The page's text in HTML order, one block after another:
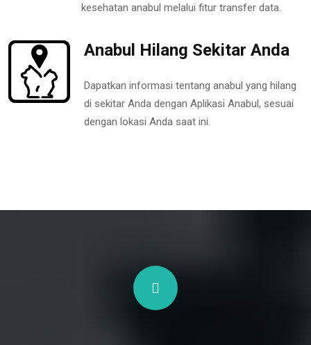
kesehatan anabul melalui fitur transfer data.
Anabul Hilang Sekitar Anda
Dapatkan informasi tentang anabul yang hilang
di sekitar Anda dengan Aplikasi Anabul, sesuai
dengan lokasi Anda saat ini.